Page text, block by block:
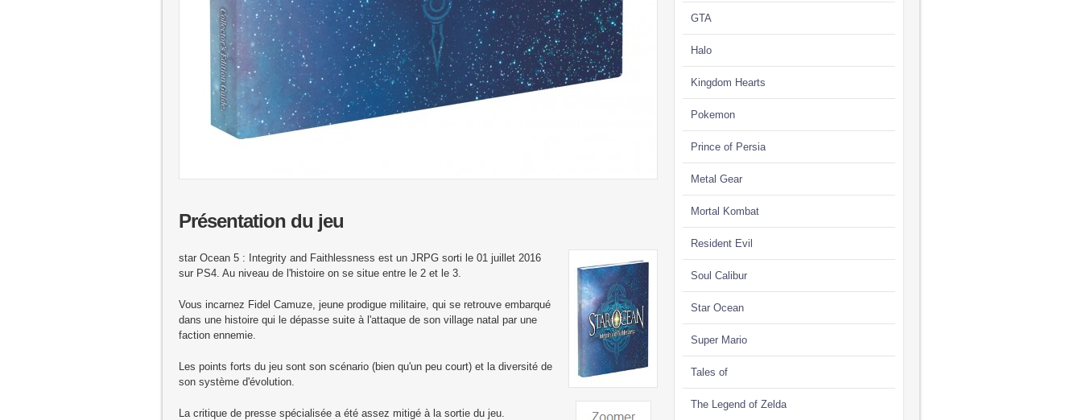
Présentation du jeu
star Ocean 5 : Integrity and Faithlessness est un JRPG sorti le 01 juillet 2016
sur PS4. Au niveau de l'histoire on se situe entre le 2 et le 3.
Vous incarnez Fidel Camuze, jeune prodigue militaire, qui se retrouve embarqué
dans une histoire qui le dépasse suite à l'attaque de son village natal par une
faction ennemie.
Les points forts du jeu sont son scénario (bien qu'un peu court) et la diversité de
son système d'évolution.
La critique de presse spécialisée a été assez mitigé à la sortie du jeu.
GTA
Halo
Kingdom Hearts
Pokemon
Prince of Persia
Metal Gear
Mortal Kombat
Resident Evil
Soul Calibur
Star Ocean
Super Mario
Tales of
The Legend of Zelda